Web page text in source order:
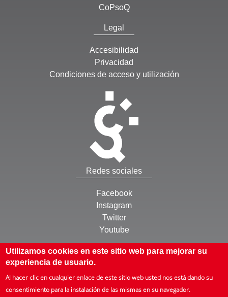
CoPsoQ
Legal
Accesibilidad
Privacidad
Condiciones de acceso y utilización
Redes sociales
Facebook
Instagram
Twitter
Youtube
Otros
Utilizamos cookies en este sitio web para mejorar su
experiencia de usuario.
Al hacer clic en cualquier enlace de este sitio web usted nos está dando su
consentimiento para la instalación de las mismas en su navegador.